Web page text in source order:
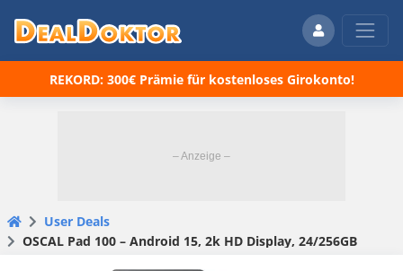
REKORD: 300€ Prämie für kostenloses Girokonto!
User Deals
OSCAL Pad 100 – Android 15, 2k HD Display, 24/256GB